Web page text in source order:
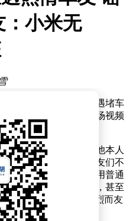
：小米无
雷军在高速服务区遭遇堵车
。然而，随着更多现场视频
盐城东台服务区时，他本人
现场聚集的米粉和车友们不
有序地等待，并齐声用普通
，称来自江苏车友会，甚至
亮口号，现场气氛热烈而友